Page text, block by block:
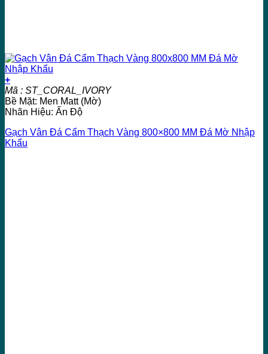
+
Mã : ST_CORAL_IVORY
Bề Mặt: Men Matt (Mờ)
Nhãn Hiệu: Ấn Độ
Gạch Vân Đá Cẩm Thạch Vàng 800×800 MM Đá Mờ Nhập
Khẩu